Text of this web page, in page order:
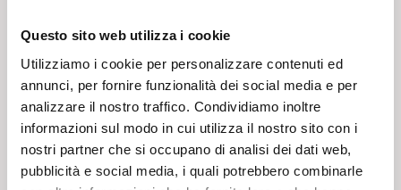
Questo sito web utilizza i cookie
Utilizziamo i cookie per personalizzare contenuti ed
annunci, per fornire funzionalità dei social media e per
analizzare il nostro traffico. Condividiamo inoltre
informazioni sul modo in cui utilizza il nostro sito con i
nostri partner che si occupano di analisi dei dati web,
pubblicità e social media, i quali potrebbero combinarle
processi da automatizzare, ecc…). Il secondo passaggio è
quello di progettare l’interfaccia della conversazione, che
deve essere chiara e User Friendly.
Nel progettare e ottimizzare un chatbot si devono adottare le
tecniche di apprendimento automatico per garantire ai
clientichiarezza e completezza delle
informazioni ricevute.
L’altra faccia della medaglia è la gestione degli errori,